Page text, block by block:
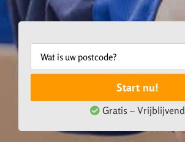
Start nu!
Gratis – Vrijblijvend